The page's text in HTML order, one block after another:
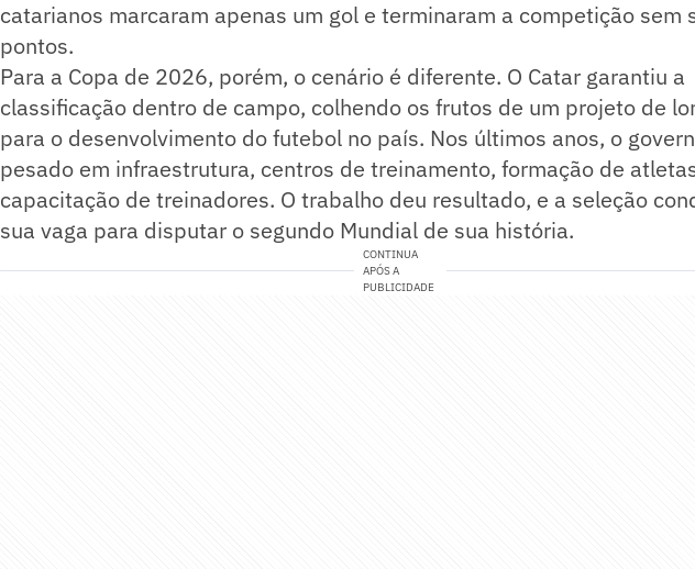
catarianos marcaram apenas um gol e terminaram a competição sem
pontos.
Para a Copa de 2026, porém, o cenário é diferente. O Catar garantiu a
classificação dentro de campo, colhendo os frutos de um projeto de
para o desenvolvimento do futebol no país. Nos últimos anos, o
pesado em infraestrutura, centros de treinamento, formação de
capacitação de treinadores. O trabalho deu resultado, e a seleção
sua vaga para disputar o segundo Mundial de sua história.
CONTINUA
APÓS A
PUBLICIDADE